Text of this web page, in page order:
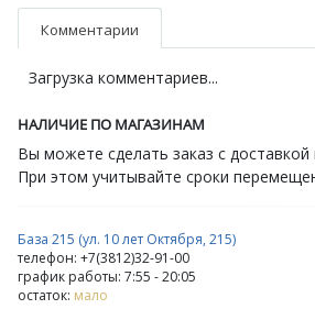
Комментарии
Загрузка комментариев...
НАЛИЧИЕ ПО МАГАЗИНАМ
Вы можете сделать заказ с
При этом учитывайте сроки
База 215 (ул. 10 лет Октября, 215)
телефон: +7(3812)32-91-00
график работы: 7:55 - 20:05
остаток: мало